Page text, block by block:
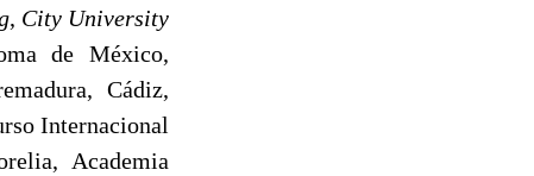
, City University
de México,
Cádiz,
Internacional
Academia